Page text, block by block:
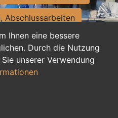
Ihnen eine bessere
Durch die Nutzung
unserer Verwendung
Abschlussarbeiten
Sekretariat
Ausbildung